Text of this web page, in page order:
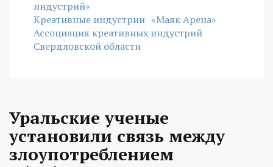
индустрий»
Креативные индустрии «Маяк Арена»
Ассоциация креативных индустрий
Свердловской области
Уральские ученые
установили связь между
злоупотреблением